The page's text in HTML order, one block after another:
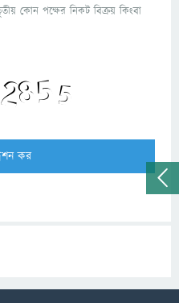
কোন পক্ষের নিকট বিক্রয় কিংবা